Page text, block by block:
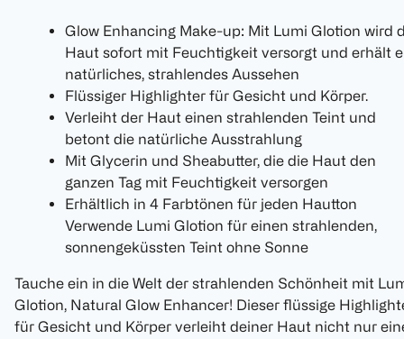
Glow Enhancing Make-up: Mit Lumi Glotion wird
Haut sofort mit Feuchtigkeit versorgt und erhält
natürliches, strahlendes Aussehen
Flüssiger Highlighter für Gesicht und Körper.
Verleiht der Haut einen strahlenden Teint und
betont die natürliche Ausstrahlung
Mit Glycerin und Sheabutter, die die Haut den
ganzen Tag mit Feuchtigkeit versorgen
Erhältlich in 4 Farbtönen für jeden Hautton
Verwende Lumi Glotion für einen strahlenden,
sonnengeküssten Teint ohne Sonne
Tauche ein in die Welt der strahlenden Schönheit mit
Glotion, Natural Glow Enhancer! Dieser flüssige
für Gesicht und Körper verleiht deiner Haut nicht nur